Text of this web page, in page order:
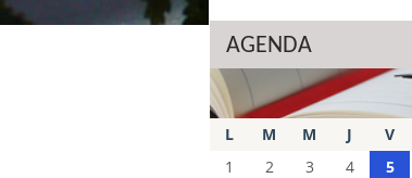
AGENDA
L M M J V
1
2 3 4 5